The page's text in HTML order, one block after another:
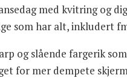
med kvitring og
som har alt, inkludert
og slående fargerik
for mer dempete